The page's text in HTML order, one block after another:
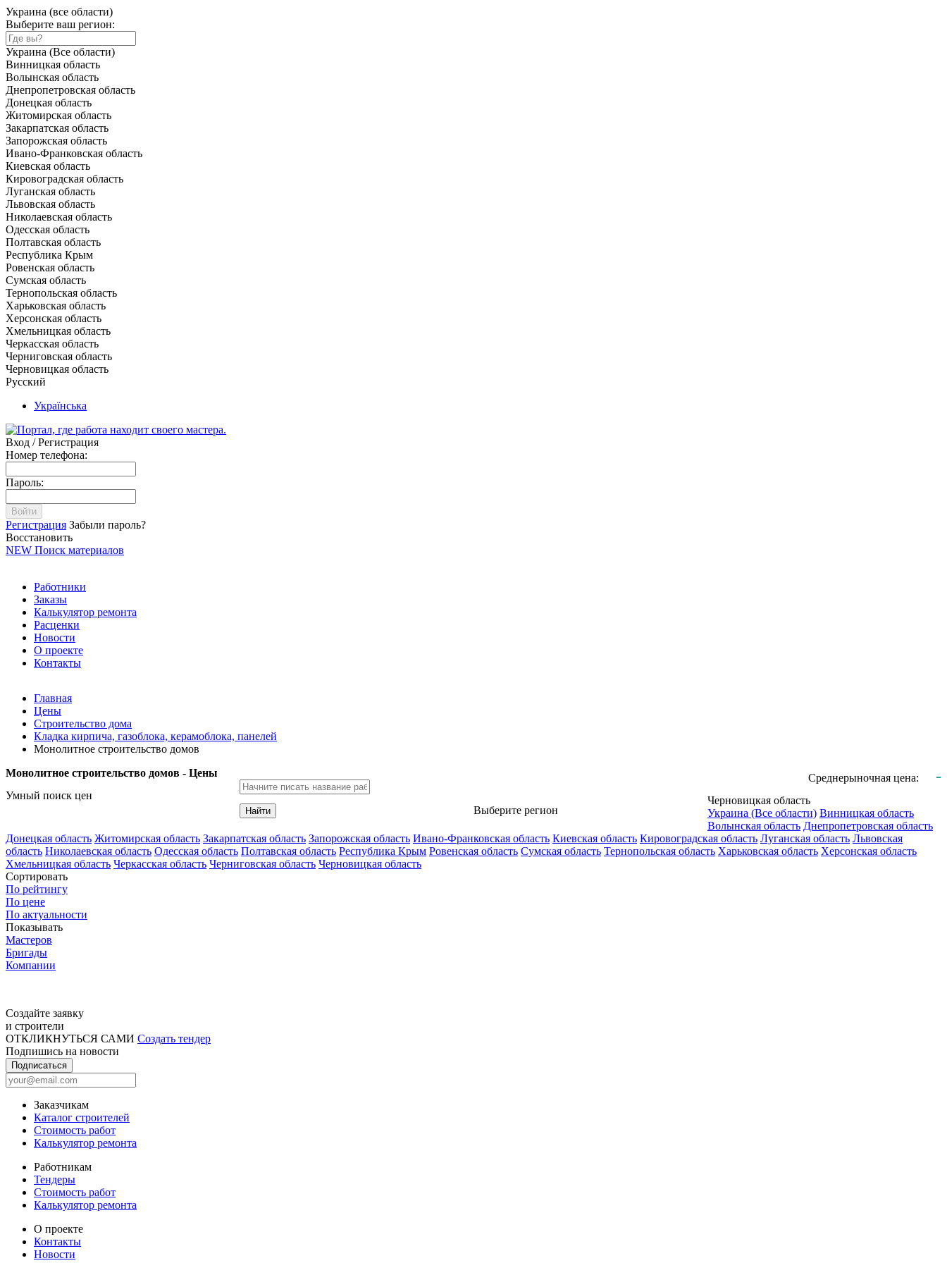
Украина (все области)
Выберите ваш регион:
Украина (Все области)
Винницкая область
Волынская область
Днепропетровская область
Донецкая область
Житомирская область
Закарпатская область
Запорожская область
Ивано-Франковская область
Киевская область
Кировоградская область
Луганская область
Львовская область
Николаевская область
Одесская область
Полтавская область
Республика Крым
Ровенская область
Сумская область
Тернопольская область
Харьковская область
Херсонская область
Хмельницкая область
Черкасская область
Черниговская область
Черновицкая область
Русский
Українська
Вход / Регистрация
Номер телефона:
Пароль:
Войти
Регистрация Забыли пароль?
Восстановить
NEW Поиск материалов
Работники
Заказы
Калькулятор ремонта
Расценки
Новости
О проекте
Контакты
Главная
Цены
Строительство дома
Кладка кирпича, газоблока, керамоблока, панелей
Монолитное строительство домов
Монолитное строительство домов - Цены
Среднерыночная цена: -
Умный поиск цен
Найти Выберите регион
Черновицкая область
Украина (Все области) Винницкая область
Волынская область Днепропетровская область
Донецкая область Житомирская область Закарпатская область Запорожская область Ивано-Франковская область Киевская область Кировоградская область Луганская область Львовская
область Николаевская область Одесская область Полтавская область Республика Крым Ровенская область Сумская область Тернопольская область Харьковская область Херсонская область
Хмельницкая область Черкасская область Черниговская область Черновицкая область
Сортировать
По рейтингу
По цене
По актуальности
Показывать
Мастеров
Бригады
Компании
Создайте заявку
и строители
ОТКЛИКНУТЬСЯ САМИ Создать тендер
Подпишись на новости
Подписаться
Заказчикам
Каталог строителей
Стоимость работ
Калькулятор ремонта
Работникам
Тендеры
Стоимость работ
Калькулятор ремонта
О проекте
Контакты
Новости